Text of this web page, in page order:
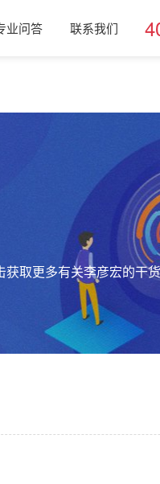
业问答 联系我们
取更多有关李彦宏的干